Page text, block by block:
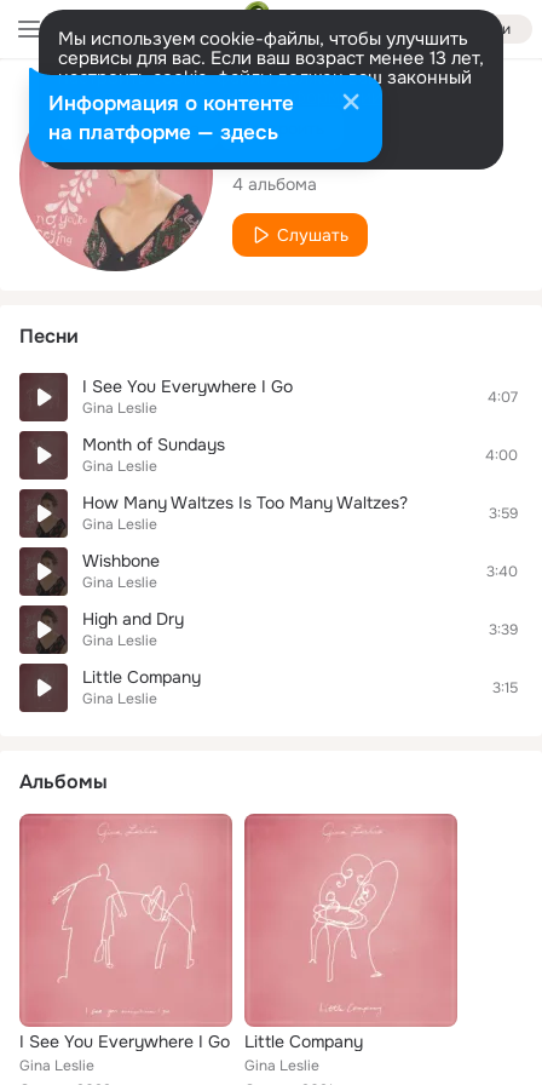
Войти
Мы используем cookie-файлы, чтобы улучшить
сервисы для вас. Если ваш возраст менее 13 лет,
настроить cookie-файлы должен ваш законный
представитель. Больше информации
Разрешить все Настроить
Исполнитель
Gina Leslie
4 альбома
Слушать
Песни
I See You Everywhere I Go
Gina Leslie
4:07
Month of Sundays
Gina Leslie
4:00
How Many Waltzes Is Too Many Waltzes?
Gina Leslie
3:59
Wishbone
Gina Leslie
3:40
High and Dry
Gina Leslie
3:39
Little Company
Gina Leslie
3:15
Альбомы
I See You Everywhere I Go
Gina Leslie
Little Company
Gina Leslie
Информация о контенте
на платформе — здесь